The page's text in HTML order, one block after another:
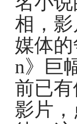
相，
媒体
n》巨
前已
影片